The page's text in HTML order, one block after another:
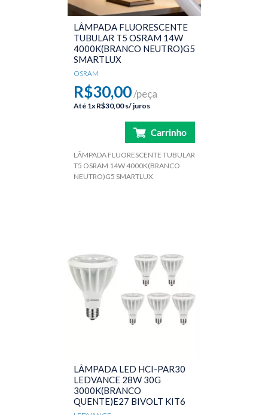
LÂMPADA FLUORESCENTE
TUBULAR T5 OSRAM 14W
4000K(BRANCO NEUTRO)G5
SMARTLUX
OSRAM
R$30,00/peça
Até 1x R$30,00s/ juros
LÂMPADA FLUORESCENTE TUBULAR
T5 OSRAM 14W 4000K(BRANCO
NEUTRO)G5 SMARTLUX
LÂMPADA LED HCI-PAR30
LEDVANCE 28W 30G
3000K(BRANCO
QUENTE)E27 BIVOLT KIT6